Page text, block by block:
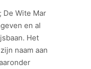
De Wite Mar
en al
Het
naam aan